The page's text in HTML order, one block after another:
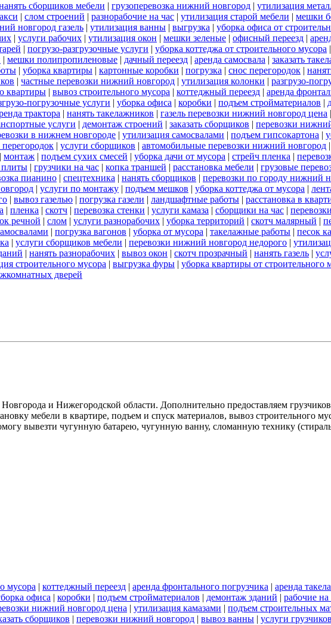
сборщиков мебели | грузоперевозка нижний новгород | утилизация
| слом строений | разнорабочие на час | утилизация старой мебели | мешки
новгород газель | утилизация ванны | выгрузка | уборка офиса от
| услуги рабочих | утилизация окон | мешки зеленые | офисный переезд |
| погрузо-разгрузочные услуги | уборка коттеджа от строительного мусора |
| мешки полипропиленовые | дачный переезд | аренда самосвала | заказать
| уборка квартиры | картонные коробки | погрузка | снос перегородок |
| частные перевозки нижний новгород | утилизация колонки | разгрузо-
квартиры | вывоз строительного мусора | коттеджный переезд | аренда
погрузочные услуги | уборка офиса | коробки | подъем стройматериалов |
трактора | нанять такелажников | газель перевозки нижний новгород цена |
услуги | демонтаж строений | заказать сборщиков | перевозки
в нижнем новгороде | утилизация самосвалами | подъем гипсокартона |
| услуги сборщиков | автомобильные перевозки нижний новгород |
| монтаж | подъем сухих смесей | уборка дачи от мусора | стрейч пленка |
плиты | грузчики на час | копка траншей | расстановка мебели | грузовые
пианино | спецтехника | нанять сборщиков | перевозки по городу нижний
| услуги по монтажу | подъем мешков | уборка коттеджа от мусора |
| вывоз газелью | погрузка газели | ландшафтные работы | расстановка в
| пленка | скотч | перевозка стенки | услуги камаза | сборщики на час |
речной | слом | услуги разнорабочих | уборка территорий | скотч малярный |
| погрузка вагонов | уборка от мусора | такелажные работы | песок
| услуги сборщиков мебели | перевозки нижний новгород недорого |
| нанять разнорабочих | вывоз окон | скотч прозрачный | нанять газель |
строительного мусора | выгрузка фуры | уборка квартиры от строительного
дверей
и Нижегородской области. Дополнительно предоставляем
мебели в квартире, подъем и спуск материалов, вывоз строительного
вывезти чугунную батарею, чугунную ванну, сломанную технику
мусора | коттеджный переезд | аренда фронтального погрузчика | аренда
офиса | коробки | подъем стройматериалов | демонтаж зданий | рабочие на
нижний новгород цена | утилизация камазами | подъем строительных
сборщиков | перевозки нижний новгород | вывоз ванны | услуги грузчиков